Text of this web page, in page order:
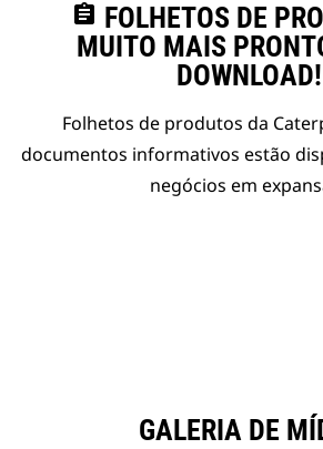
assignment FOLHETOS DE
MUITO MAIS
DOWNLOAD!
Folhetos de produtos da
documentos informativos estão
negócios em
GALERIA DE